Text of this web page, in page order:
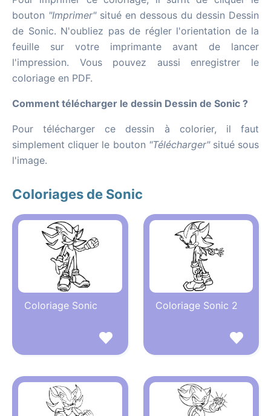
bouton "Imprimer"situé en dessous du dessin Dessin
de Sonic. N'oubliez pas de régler l'orientation de la
feuille sur votre imprimante avant de lancer
l'impression. Vous pouvez aussi enregistrer le
coloriage en PDF.
Comment télécharger le dessin Dessin de Sonic ?
Pour télécharger ce dessin à colorier, il faut
simplement cliquer le bouton "Télécharger"situé sous
l'image.
Coloriages de Sonic
Coloriage Sonic Coloriage Sonic 2